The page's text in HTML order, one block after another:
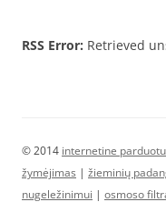
RSS Error: Retrieved
© 2014 internetine
žymėjimas | žieminių
nugeležinimui | osmoso